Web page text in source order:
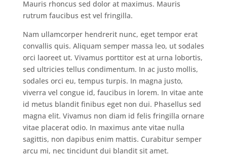
Mauris rhoncus sed dolor at maximus. Mauris
rutrum faucibus est vel fringilla.
Nam ullamcorper hendrerit nunc, eget tempor erat
convallis quis. Aliquam semper massa leo, ut sodales
orci laoreet ut. Vivamus porttitor est at urna lobortis,
sed ultricies tellus condimentum. In ac justo mollis,
sodales orci eu, tempus turpis. In magna justo,
viverra vel congue id, faucibus in lorem. In vitae ante
id metus blandit finibus eget non dui. Phasellus sed
magna elit. Vivamus non diam id felis fringilla ornare
vitae placerat odio. In maximus ante vitae nulla
sagittis, non dapibus enim mattis. Curabitur semper
arcu mi, nec tincidunt dui blandit sit amet.